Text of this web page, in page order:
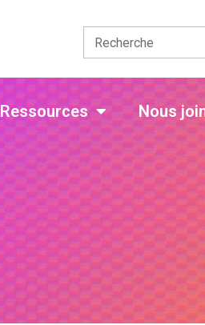
Ressources Nous